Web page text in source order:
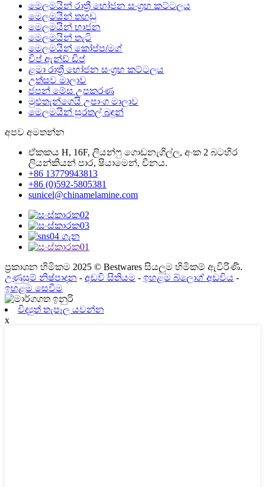
මෙලමයින් රාත්‍රී භෝජන සංග්‍රහ කට්ටලය
මෙලමයින් තහඩු
මෙලමයින් භාජන
මෙලමයින් තැටි
මෙලමයින් කෝප්ප/මග්
චිප් ඇන්ඩ් ඩිප්
ළමා රාත්‍රී භෝජන සංග්‍රහ කට්ටලය
උත්සව මාලාව
ජපන් මේස උපකරණ
මුළුතැන්ගෙයි උපාංග මාලාව
මෙලමයින් සුරතල් බඳුන්
අපව අමතන්න
ඒකකය H, 16F, ලියන්ෆු ගොඩනැගිල්ල, අංක 2 බටහිර
ලියන්කියන් පාර, ෂියාමෙන්, චීනය.
+86 13779943813
+86 (0)592-5805381
sunicel@chinamelamine.com
ප්‍රකාශන හිමිකම 2025 © Bestwares සියලුම හිමිකම් ඇවිරිණි.
උණුසුම් නිෂ්පාදන - අඩවි සිතියම - ඉහළම බ්ලොග් අඩවිය -
ඉහළම සෙවීම
විද්‍යුත් තැපෑල යවන්න
x